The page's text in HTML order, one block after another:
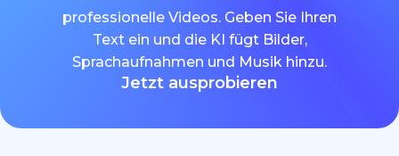
professionelle Videos. Geben Sie Ihren
Text ein und die KI fügt Bilder,
Sprachaufnahmen und Musik hinzu.
Jetzt ausprobieren